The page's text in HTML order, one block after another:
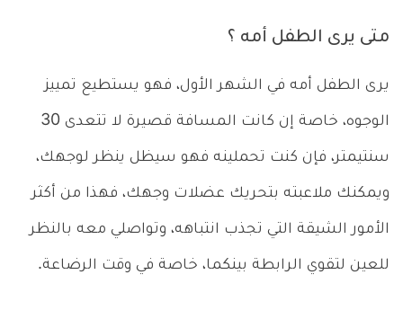
متى يرى الطفل أمه ؟
يرى الطفل أمه في الشهر الأول، فهو يستطيع تمييز
الوجوه، خاصة إن كانت المسافة قصيرة لا تتعدى 30
سنتيمتر، فإن كنت تحملينه فهو سيظل ينظر لوجهك،
ويمكنك ملاعبته بتحريك عضلات وجهك، فهذا من أكثر
الأمور الشيقة التي تجذب انتباهه، وتواصلي معه بالنظر
للعين لتقوي الرابطة بينكما، خاصة في وقت الرضاعة.